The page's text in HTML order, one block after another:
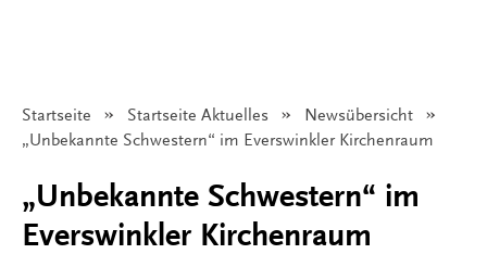
Startseite Startseite Aktuelles
Newsübersicht
Angezeigt:
„Unbekannte Schwestern“ im Everswinkler Kirchenraum
„Unbekannte Schwestern“ im
Everswinkler Kirchenraum